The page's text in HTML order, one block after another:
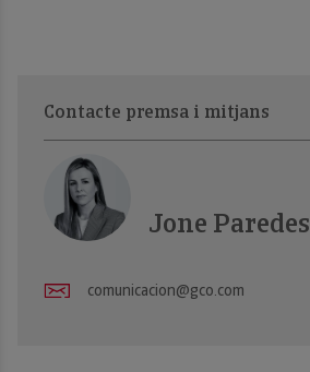
Contacte premsa i mitjans
Jone Paredes
comunicacion@gco.com